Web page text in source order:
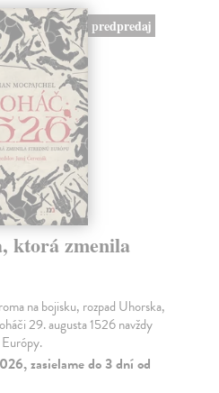
predpredaj
ktorá zmenila
na bojisku, rozpad Uhorska,
29. augusta 1526 navždy
zasielame do 3 dní od